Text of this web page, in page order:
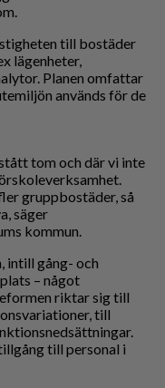
till bostäder
lägenheter,
Planen omfattar
används för de
tom och där vi inte
gruppbostäder, så
säger
kommun.
intill gång- och
– något
riktar sig till
till
till personal i